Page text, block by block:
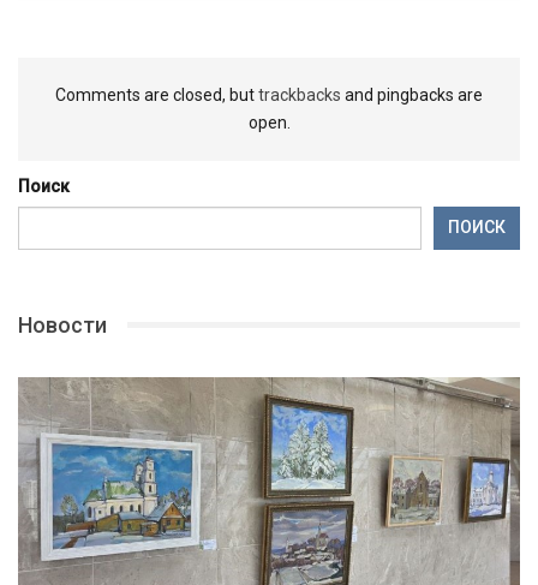
Comments are closed, buttrackbacks and pingbacks are
open.
Поиск
ПОИСК
Новости